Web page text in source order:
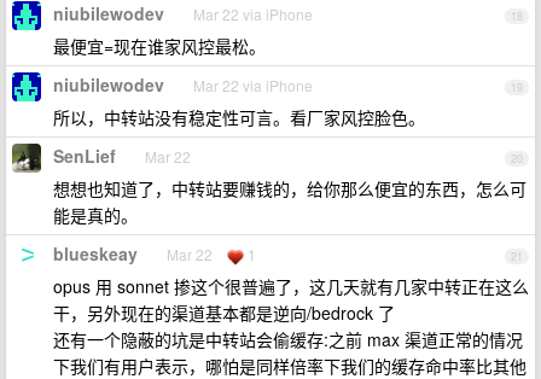
18
niubilewodev Mar 22 via iPhone
最便宜=现在谁家风控最松。
19
niubilewodev Mar 22 via iPhone
所以，中转站没有稳定性可言。看厂家风控脸色。
20
SenLief Mar 22
想想也知道了，中转站要赚钱的，给你那么便宜的东西，怎么可
能是真的。
21
blueskeay Mar 22 1
opus 用 sonnet 掺这个很普遍了，这几天就有几家中转正在这么
干，另外现在的渠道基本都是逆向/bedrock 了
还有一个隐蔽的坑是中转站会偷缓存:之前 max 渠道正常的情况
下我们有用户表示，哪怕是同样倍率下我们的缓存命中率比其他